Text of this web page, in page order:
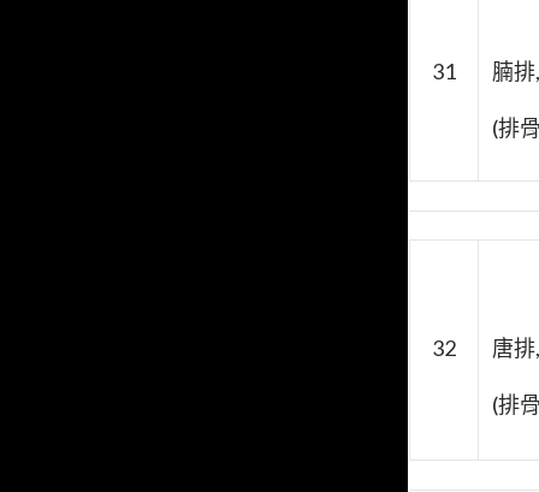
31 腩
(排
32 唐
(排